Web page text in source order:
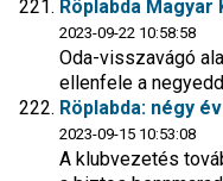
Röplabda
2023-09-22 10:58:58
Oda-visszavágó
ellenfele a
Röplabda: négy
2023-09-15 10:53:08
A klubvezetés